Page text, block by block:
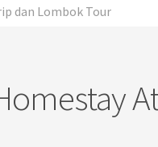
dan Lombok Tour